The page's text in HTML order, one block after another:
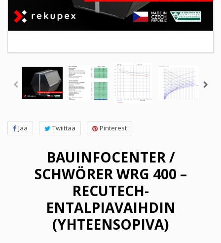
Jaa Twiittaa Pinterest
BAUINFOCENTER /
SCHWÖRER WRG 400 –
RECUTECH-
ENTALPIAVAIHDIN
(YHTEENSOPIVA)